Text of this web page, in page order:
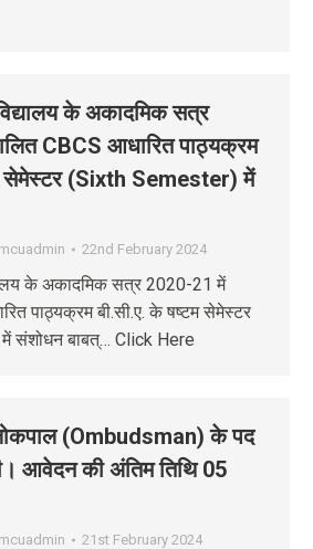
के अकादमिक सत्र
CBCS आधारित पाठ्यक्रम
सेमेस्‍टर (Sixth Semester) में
mcuadmin 22nd February 2024
के अकादमिक सत्र 2020-21 में
पाठ्यक्रम बी.सी.ए. के षष्‍टम सेमेस्‍टर
संशोधन बाबत्… Click Here
लोकपाल (Ombudsman) के पद
आवेदन की अंतिम तिथि 05
mcuadmin 21st February 2024